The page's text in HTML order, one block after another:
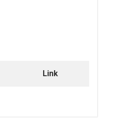
Link